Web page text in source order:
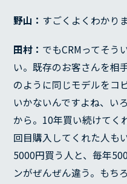
野山： すごくよくわかりま
田村： でもCRMってそう
い。既存のお客さんを相
のように同じモデルをコ
いかないんですよね、い
から。10年買い続けてく
回目購入してくれた人も
5000円買う人と、毎年
ンがぜんぜん違う。もち